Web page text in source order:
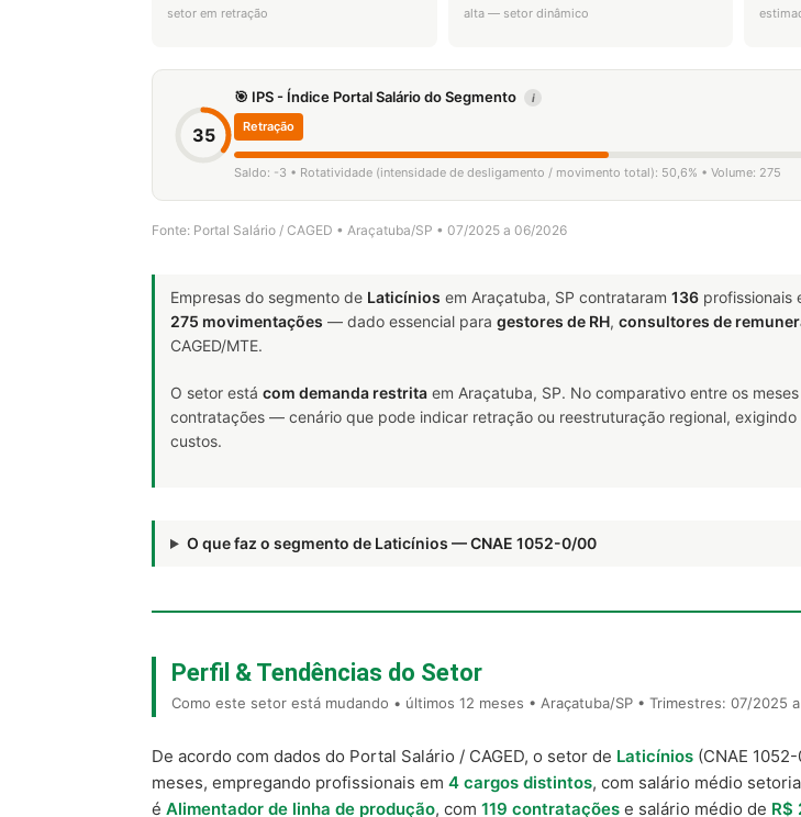
setor em retração alta — setor dinâmico
35
🎯 IPS - Índice Portal Salário do Segmento i
Retração
Saldo: -3 • Rotatividade (intensidade de desligamento / movimento total): 50,6% • Volume: 275
Fonte: Portal Salário / CAGED • Araçatuba/SP • 07/2025 a 06/2026
Empresas do segmento de Laticínios em Araçatuba, SP contrataram 136 profissionais
275 movimentações — dado essencial para gestores de RH, consultores de
CAGED/MTE.
O setor está com demanda restrita em Araçatuba, SP. No comparativo entre os
contratações — cenário que pode indicar retração ou reestruturação regional,
custos.
O que faz o segmento de Laticínios — CNAE 1052-0/00
Perfil & Tendências do Setor
Como este setor está mudando • últimos 12 meses • Araçatuba/SP • Trimestres: 07/2025
De acordo com dados do Portal Salário / CAGED, o setor de Laticínios (CNAE
meses, empregando profissionais em 4 cargos distintos, com salário médio
é Alimentador de linha de produção, com 119 contratações e salário médio de R$